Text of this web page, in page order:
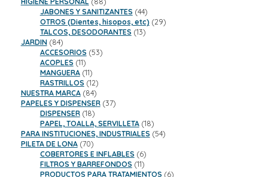
productos
JABONES Y SANITIZANTES 4444
productos
OTROS (Dientes, hisopos, etc) 2929
TALCOS, DESODORANTES 1313
JARDIN 8484
productos
ACCESORIOS 5353
ACOPLES 1111
productos
MANGUERA 1111
productos
RASTRILLOS 1212
productos
NUESTRA MARCA 8484
productos
PAPELES Y DISPENSER 3737
DISPENSER 1818
productos
PAPEL, TOALLA, SERVILLETA 1818
productos
PARA INSTITUCIONES, INDUSTRIALES 5454
PILETA DE LONA 7070
productos
COBERTORES E INFLABLES 66
productos
FILTROS Y BARREFONDOS 1111
productos
PRODUCTOS PARA TRATAMIENTOS 66